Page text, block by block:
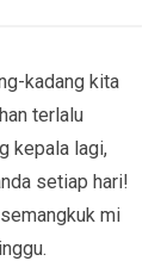
kadang kita
terlalu
kepala lagi,
setiap hari!
mi